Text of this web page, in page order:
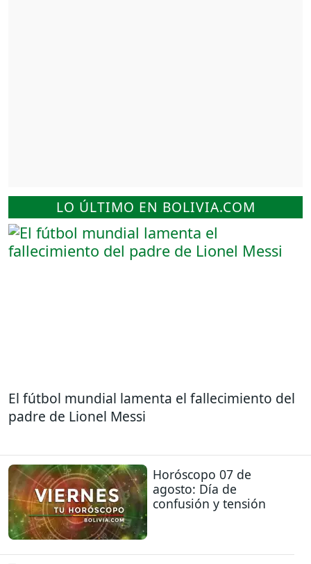
LO ÚLTIMO EN BOLIVIA.COM
El fútbol mundial lamenta el fallecimiento del
padre de Lionel Messi
Horóscopo 07 de
agosto: Día de
confusión y tensión